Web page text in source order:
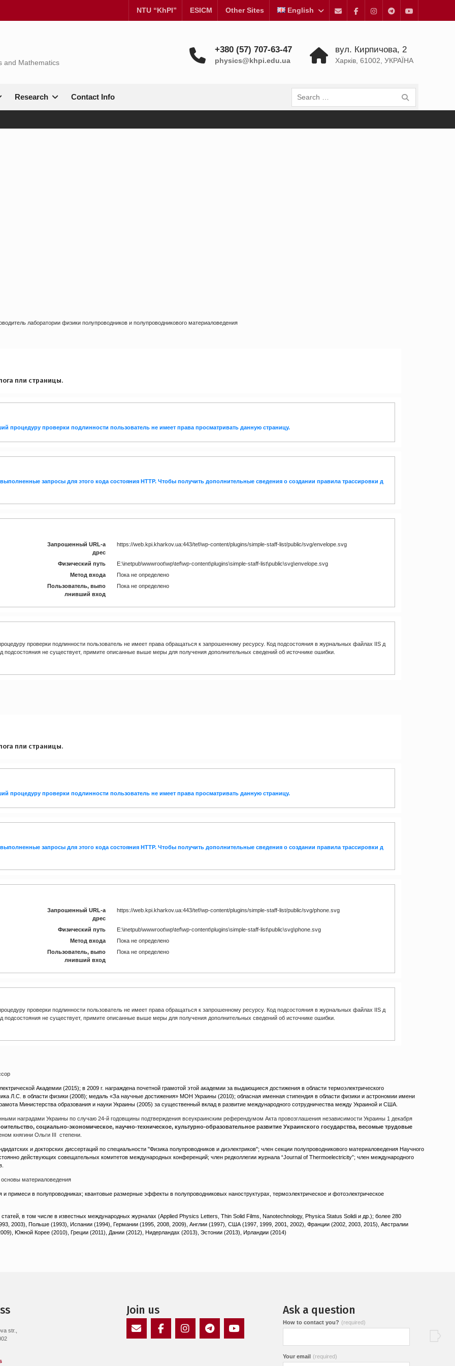
E-
FacebookInstagram
ПунктПункт
NTU “KhPI” ESICM Other Sites English
and Mathematics
+380 (57) 707-63-47
physics@khpi.edu.ua
вул. Кирпичова, 2
Харків, 61002, УКРАЇНА
Research Contact Info
Search
for:
лаборатории физики полупроводников и полупроводникового материаловедения
пли страницы.
процедуру проверки подлинности пользователь не имеет права просматривать данную страницу.
запросы для этого кода состояния HTTP. Чтобы получить дополнительные сведения о создании правила трассировки д
Запрошенный URL-а
дрес
https://web.kpi.kharkov.ua:443/tef/wp-content/plugins/simple-staff-list/public/svg/envelope.svg
Физический путь
E:\inetpub\wwwroot\wp\tef\wp-content\plugins\simple-staff-list\public\svg\envelope.svg
Метод входа
Пока не определено
Пользователь, выпо
лнивший вход
Пока не определено
проверки подлинности пользователь не имеет права обращаться к запрошенному ресурсу. Код подсостояния в журнальных файлах IIS д
подсостояния не существует, примите описанные выше меры для получения дополнительных сведений об источнике ошибки.
пли страницы.
процедуру проверки подлинности пользователь не имеет права просматривать данную страницу.
запросы для этого кода состояния HTTP. Чтобы получить дополнительные сведения о создании правила трассировки д
Запрошенный URL-а
дрес
https://web.kpi.kharkov.ua:443/tef/wp-content/plugins/simple-staff-list/public/svg/phone.svg
Физический путь
E:\inetpub\wwwroot\wp\tef\wp-content\plugins\simple-staff-list\public\svg\phone.svg
Метод входа
Пока не определено
Пользователь, выпо
лнивший вход
Пока не определено
проверки подлинности пользователь не имеет права обращаться к запрошенному ресурсу. Код подсостояния в журнальных файлах IIS д
подсостояния не существует, примите описанные выше меры для получения дополнительных сведений об источнике ошибки.
Академии (2015); в 2009 г. награждена почетной грамотой этой академии за выдающиеся достижения в области термоэлектрического
Л.С. в области физики (2008); медаль «За научные достижения» МОН Украины (2010); обласная именная стипендия в области физики и астрономии имени
Министерства образования и науки Украины (2005) за существенный вклад в развитие международного сотрудничества между Украиной и США.
наградами Украины по случаю 24-й годовщины подтверждения всеукраинским референдумом Акта провозглашения независимости Украины 1 декабря
социально-экономическое, научно-техническое, культурно-образовательное развитие Украинского государства, весомые трудовые
княгини Ольги III степени.
и докторских диссертаций по специальности "Физика полупроводников и диэлектриков"; член секции полупроводникового материаловедения Научного
действующих совещательных комитетов международных конференций; член редколлегии журнала “Journal of Thermoelectricity”; член международного
материаловедения
примеси в полупроводниках; квантовые размерные эффекты в полупроводниковых наноструктурах, термоэлектрическое и фотоэлектрическое
в том числе в известных международных журналах (Applied Physics Letters, Thin Solid Films, Nanotechnology, Physica Status Solidi и др.); более 280
2003), Польше (1993), Испании (1994), Германии (1995, 2008, 2009), Англии (1997), США (1997, 1999, 2001, 2002), Франции (2002, 2003, 2015), Австралии
Южной Корее (2010), Греции (2011), Дании (2012), Нидерландах (2013), Эстонии (2013), Ирландии (2014)
str.,
Join us Ask a question
How to contact you? (required)
Your email (required)